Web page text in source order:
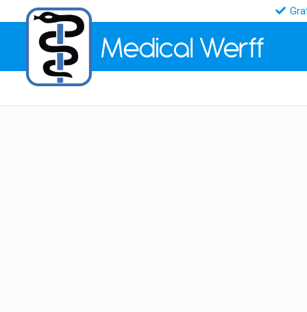
MedicalWerff